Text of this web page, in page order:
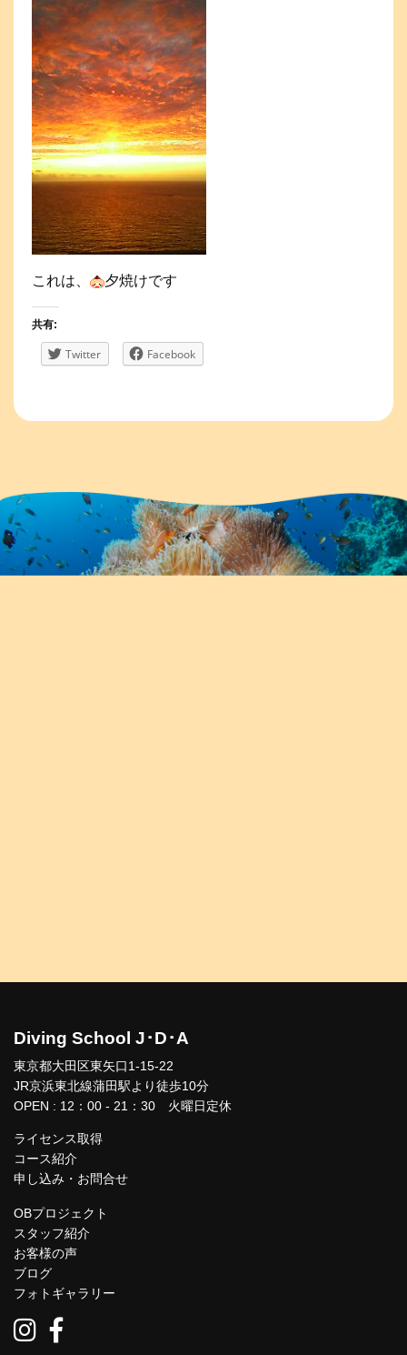
これは、 夕焼けです
共有:
Twitter Facebook
Diving School J･D･A
東京都大田区東矢口1-15-22
JR京浜東北線蒲田駅より徒歩10分
OPEN : 12：00 - 21：30 火曜日定休
ライセンス取得
コース紹介
申し込み・お問合せ
OBプロジェクト
スタッフ紹介
お客様の声
ブログ
フォトギャラリー